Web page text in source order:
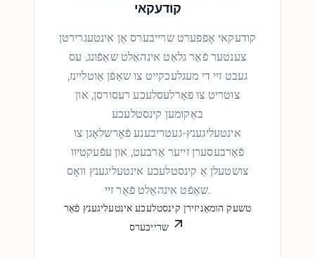
קודעקאי
קודעקאי אָפפערט שרייבערס אַן אינטעגרירטן
צענטער פֿאַר גלאַט אינהאַלט שאַפֿונג. עס
געבט זיי די מעגלעכקייט צו שאַפֿן אַוטליינז,
צוטריט צו פאַרלעסלעכע רעסורסן, און
באַקומען קינסטלעכע
אינטעליגענץ-געטריבענע פֿאָרשלאָגן צו
פֿאַרבעסערן זייער אַרבעט, און עפֿעקטיוו
צושטעלן אַ קינסטלעכע אינטעליגענץ וואָס
שאַפֿט אינהאַלט פֿאַר זיי.
טשעק הומאַניזירן קינסטלעכע אינטעליגענץ פֿאַר
שרייבערס